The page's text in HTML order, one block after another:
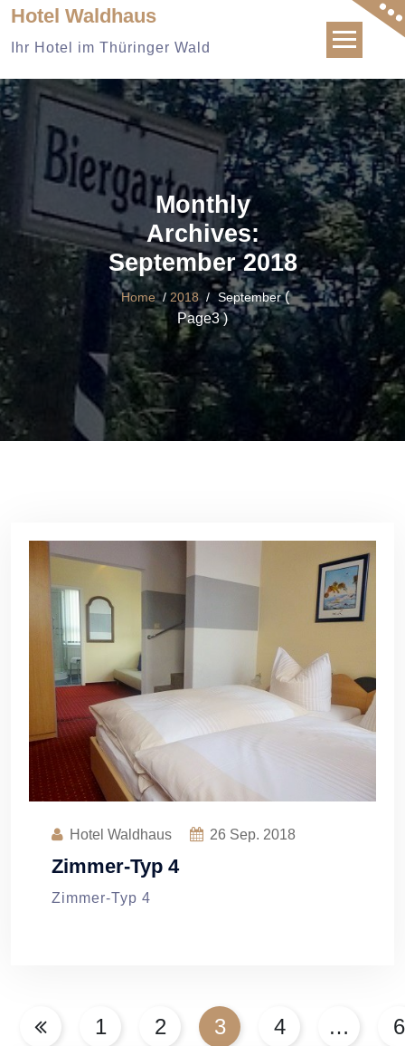
Skip
content
Hotel Waldhaus
Ihr Hotel im Thüringer Wald
Monthly
Archives:
September 2018
Home/ 2018/ September(
Page3 )
Hotel Waldhaus 26 Sep. 2018
Zimmer-Typ 4
Zimmer-Typ 4
Seitennummerierung
der
1 2 3 4 … 6